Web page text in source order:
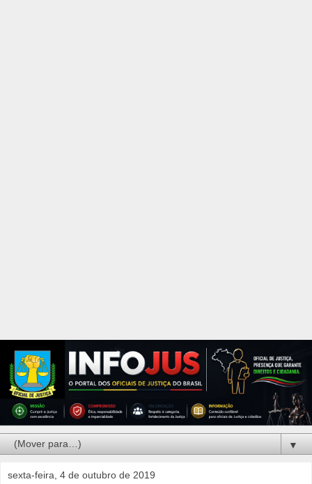
▼
sexta-feira, 4 de outubro de 2019